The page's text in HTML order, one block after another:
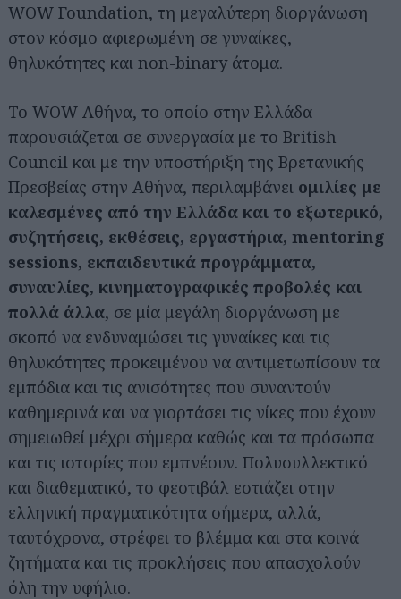
WOW Foundation, τη μεγαλύτερη διοργάνωση
στον κόσμο αφιερωμένη σε γυναίκες,
θηλυκότητες και non-binary άτομα.
Το WOW Aθήνα, το οποίο στην Ελλάδα
παρουσιάζεται σε συνεργασία με το British
Council και με την υποστήριξη της Βρετανικής
Πρεσβείας στην Αθήνα, περιλαμβάνει ομιλίες με
καλεσμένες από την Ελλάδα και το εξωτερικό,
συζητήσεις, εκθέσεις, εργαστήρια, mentoring
sessions, εκπαιδευτικά προγράμματα,
συναυλίες, κινηματογραφικές προβολές και
πολλά άλλα, σε μία μεγάλη διοργάνωση με
σκοπό να ενδυναμώσει τις γυναίκες και τις
θηλυκότητες προκειμένου να αντιμετωπίσουν τα
εμπόδια και τις ανισότητες που συναντούν
καθημερινά και να γιορτάσει τις νίκες που έχουν
σημειωθεί μέχρι σήμερα καθώς και τα πρόσωπα
και τις ιστορίες που εμπνέουν. Πολυσυλλεκτικό
και διαθεματικό, το φεστιβάλ εστιάζει στην
ελληνική πραγματικότητα σήμερα, αλλά,
ταυτόχρονα, στρέφει το βλέμμα και στα κοινά
ζητήματα και τις προκλήσεις που απασχολούν
όλη την υφήλιο.